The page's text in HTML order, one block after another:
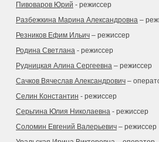
Пивоваров Юрий - режиссер
Разбежкина Марина Александровна –
Резников Ефим Ильич – режиссер
Родина Светлана - режиссер
Рудницкая Алина Сергеевна – режиссер
Сачков Вячеслав Александрович –
Селин Константин - режиссер
Серьгина Юлия Николаевна - режиссер
Соломин Евгений Валерьевич – режиссер